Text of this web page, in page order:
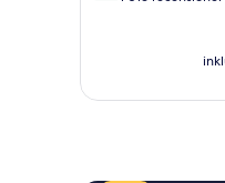
1 016 recensioner